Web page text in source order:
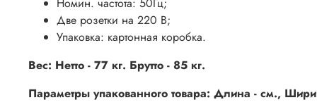
Две розетки на 220 В;
Упаковка: картонная коробка.
Вес: Нетто - 77 кг. Брутто - 85 кг.
Параметры упакованного товара: Длина - см.,